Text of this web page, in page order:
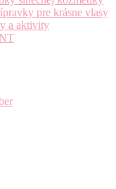
pre krásne vlasy
a aktivity